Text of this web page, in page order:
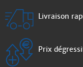
Livraison
Prix